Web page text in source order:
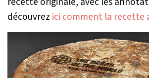
découvrez ici comment la recette